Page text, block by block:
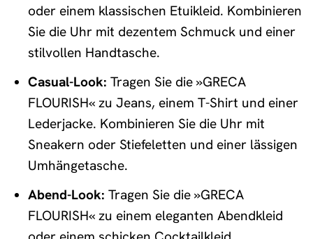
oder einem klassischen Etuikleid. Kombinieren
Sie die Uhr mit dezentem Schmuck und einer
stilvollen Handtasche.
Casual-Look: Tragen Sie die »GRECA
FLOURISH« zu Jeans, einem T-Shirt und einer
Lederjacke. Kombinieren Sie die Uhr mit
Sneakern oder Stiefeletten und einer lässigen
Umhängetasche.
Abend-Look: Tragen Sie die »GRECA
FLOURISH« zu einem eleganten Abendkleid